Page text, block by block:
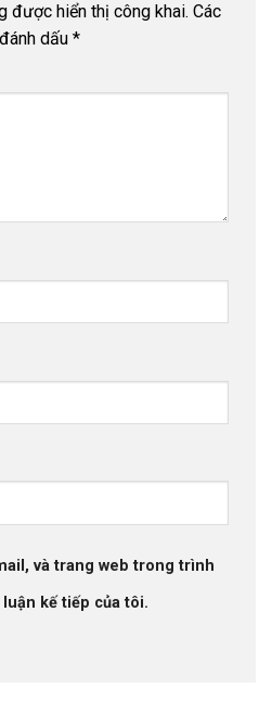
được hiển thị công khai. Các
dấu *
và trang web trong trình
kế tiếp của tôi.